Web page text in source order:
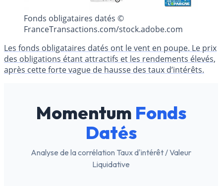
Fonds obligataires datés ©
FranceTransactions.com/stock.adobe.com
Les fonds obligataires datés ont le vent en poupe. Le prix
des obligations étant attractifs et les rendements élevés,
après cette forte vague de hausse des taux d’intérêts.